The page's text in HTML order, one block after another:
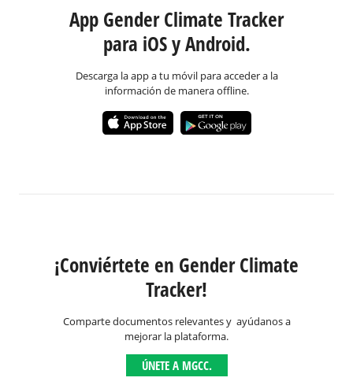
App Gender Climate Tracker
para iOS y Android.
Descarga la app a tu móvil para acceder a la
información de manera offline.
¡Conviértete en Gender Climate
Tracker!
Comparte documentos relevantes y ayúdanos a
mejorar la plataforma.
ÚNETE A MGCC.